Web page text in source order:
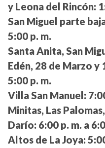
y Leona del Rincón:
San Miguel parte
5:00 p. m.
Santa Anita, San
Edén, 28 de Marzo y
5:00 p. m.
Villa San Manuel:
Minitas, Las
Darío: 6:00 p. m. a
Altos de La Joya: